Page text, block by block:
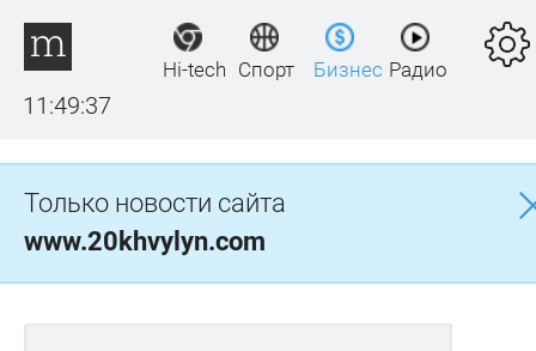
11:49:37
Hi-tech Спорт Бизнес Радио
Только новости сайта
www.20khvylyn.com